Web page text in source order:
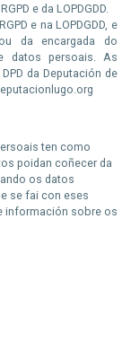
RGPD e da LOPDGDD
RGPD e naLOPDGDD , e
da encargada do
datos persoais. As
DPD da Deputación de
ten como
poidan coñecer da
os datos
se fai con eses
información sobre os